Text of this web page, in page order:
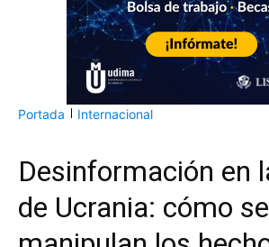
Portada Internacional
Desinformación en
de Ucrania: cómo se